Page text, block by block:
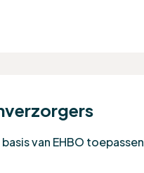
van EHBO toepassen